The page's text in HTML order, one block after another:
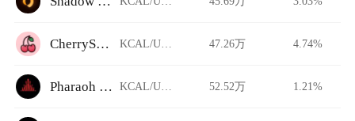
CherrySwap KCAL/USDT 47.26万 4.74%
Pharaoh Exchange KCAL/USDT 52.52万 1.21%